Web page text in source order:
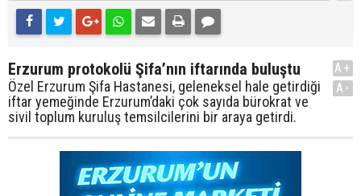
Erzurum protokolü Şifa’nın iftarında buluştu
Özel Erzurum Şifa Hastanesi, geleneksel hale getirdiği
iftar yemeğinde Erzurum’daki çok sayıda bürokrat ve
sivil toplum kuruluş temsilcilerini bir araya getirdi.
A+
A-